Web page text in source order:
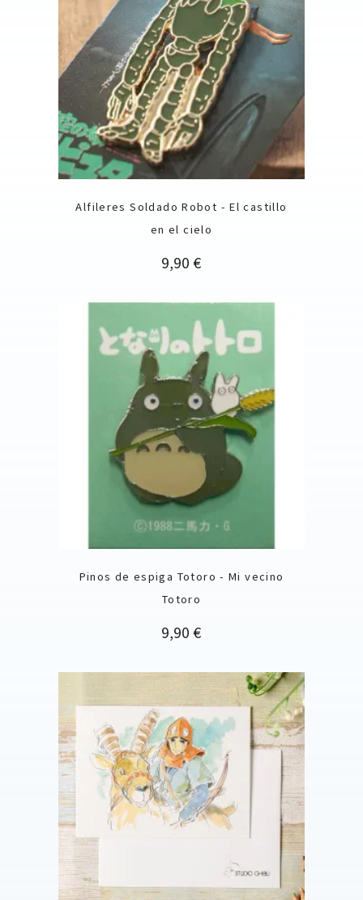
Alfileres Soldado Robot - El castillo
en el cielo
Precio
9,90 €
Pinos de espiga Totoro - Mi vecino
Totoro
Precio
9,90 €